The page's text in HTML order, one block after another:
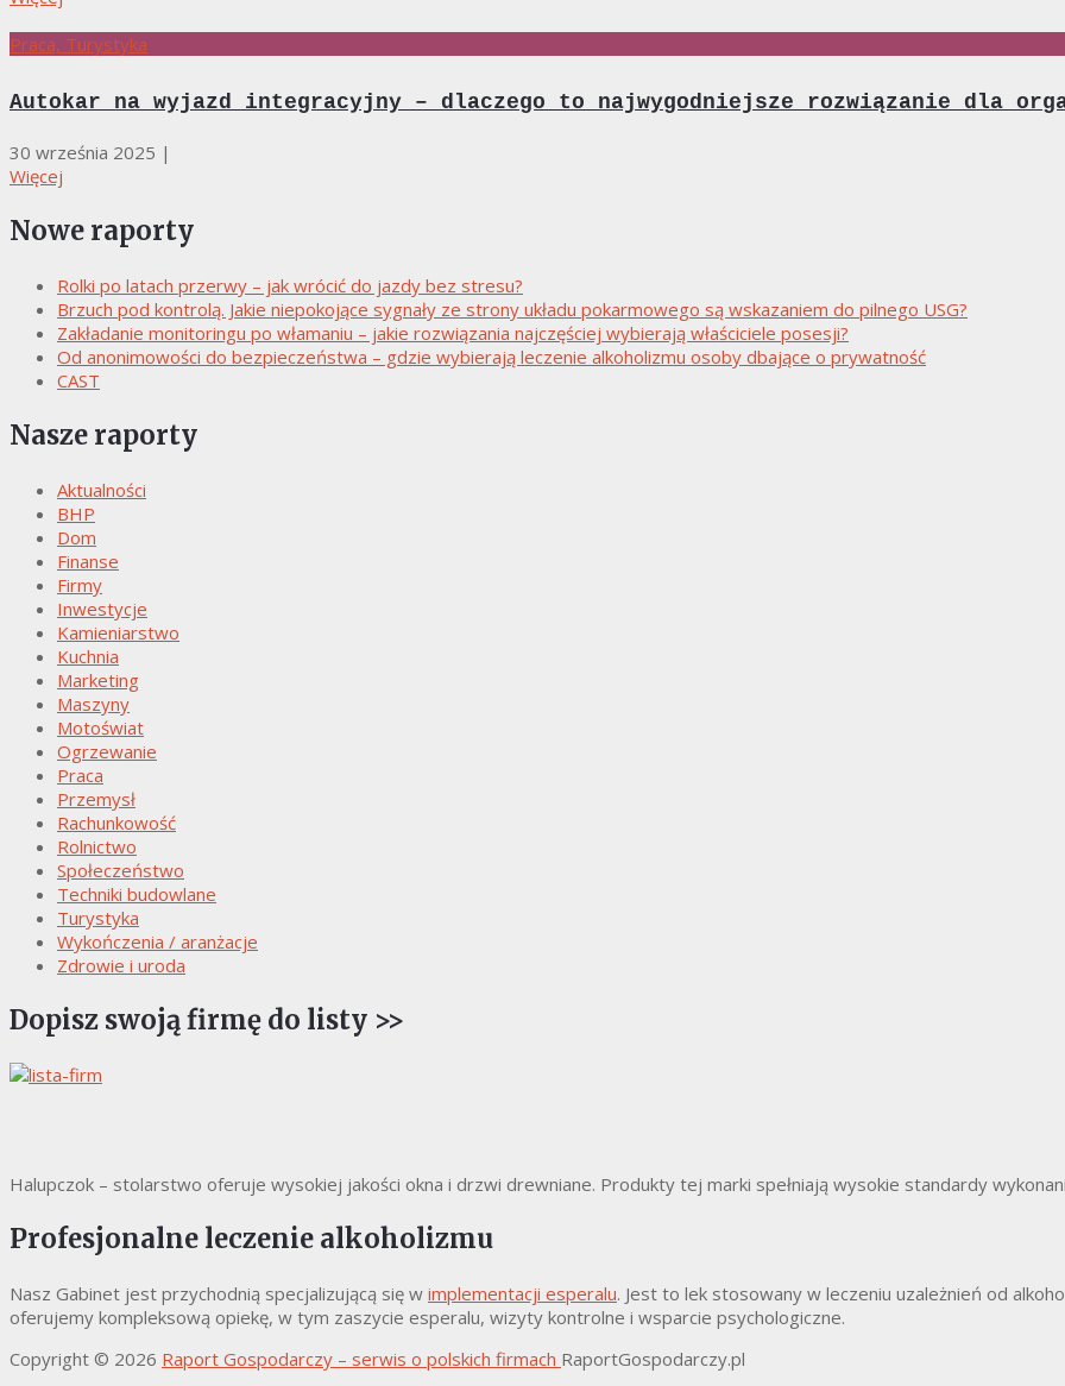
Praca, Turystyka
Autokar na wyjazd integracyjny – dlaczego to najwygodniejsze rozwiązanie dla
30 września 2025 |
Więcej
Nowe raporty
Rolki po latach przerwy – jak wrócić do jazdy bez stresu?
Brzuch pod kontrolą. Jakie niepokojące sygnały ze strony układu pokarmowego są wskazaniem do pilnego USG?
Zakładanie monitoringu po włamaniu – jakie rozwiązania najczęściej wybierają właściciele posesji?
Od anonimowości do bezpieczeństwa – gdzie wybierają leczenie alkoholizmu osoby dbające o prywatność
CAST
Nasze raporty
Aktualności
BHP
Dom
Finanse
Firmy
Inwestycje
Kamieniarstwo
Kuchnia
Marketing
Maszyny
Motoświat
Ogrzewanie
Praca
Przemysł
Rachunkowość
Rolnictwo
Społeczeństwo
Techniki budowlane
Turystyka
Wykończenia / aranżacje
Zdrowie i uroda
Dopisz swoją firmę do listy >>
Halupczok – stolarstwo oferuje wysokiej jakości okna i drzwi drewniane. Produkty tej marki spełniają wysokie standardy
Profesjonalne leczenie alkoholizmu
Nasz Gabinet jest przychodnią specjalizującą się w implementacji esperalu. Jest to lek stosowany w leczeniu uzależnień od
oferujemy kompleksową opiekę, w tym zaszycie esperalu, wizyty kontrolne i wsparcie psychologiczne.
Copyright © 2026 Raport Gospodarczy – serwis o polskich firmach RaportGospodarczy.pl